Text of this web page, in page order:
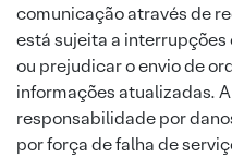
comunicação através de
está sujeita a
ou prejudicar o envio de
informações atualizadas.
responsabilidade por
por força de falha de